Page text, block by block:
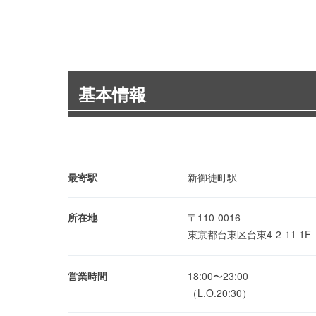
基本情報
最寄駅 新御徒町駅
所在地
〒110-0016
東京都台東区台東4-2-11 1F
営業時間
18:00〜23:00
（L.O.20:30）